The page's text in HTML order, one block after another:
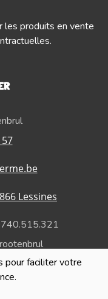
pour faciliter votre
les produits en vente
Lessines
respect de la vie